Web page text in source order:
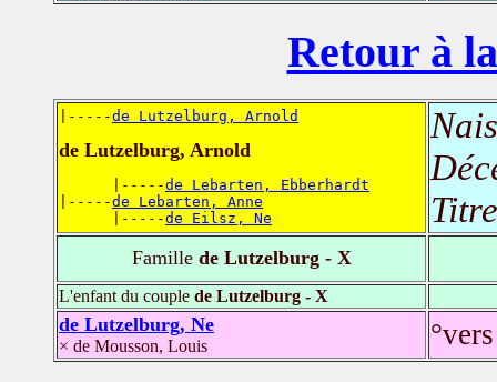
Retour à
|-----de Lutzelburg, Arnold
de Lutzelburg, Arnold
      |-----
de Lebarten, Ebberhardt
|-----de Lebarten, Anne
      |-----
de Eilsz, Ne
Famillede Lutzelburg - X
L'enfant du couple de Lutzelburg - X
de Lutzelburg, Ne
× de Mousson, Louis